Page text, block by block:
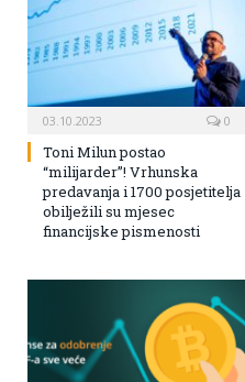
03.10.2023 0
Toni Milun postao
“milijarder”! Vrhunska
predavanja i 1700 posjetitelja
obilježili su mjesec
financijske pismenosti